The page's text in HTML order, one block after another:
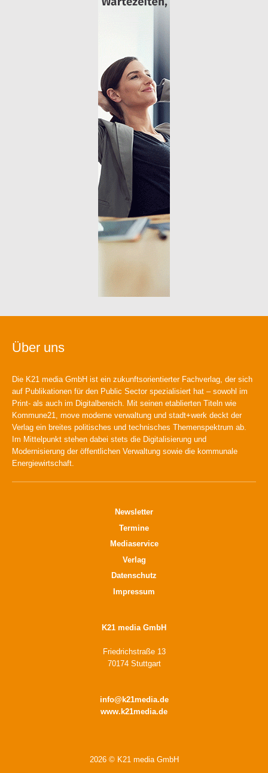
Über uns
Die K21 media GmbH ist ein zukunftsorientierter Fachverlag, der sich
auf Publikationen für den Public Sector spezialisiert hat – sowohl im
Print- als auch im Digitalbereich. Mit seinen etablierten Titeln wie
Kommune21, move moderne verwaltung und stadt+werk deckt der
Verlag ein breites politisches und technisches Themenspektrum ab.
Im Mittelpunkt stehen dabei stets die Digitalisierung und
Modernisierung der öffentlichen Verwaltung sowie die kommunale
Energiewirtschaft.
Newsletter
Termine
Mediaservice
Verlag
Datenschutz
Impressum
K21 media GmbH
Friedrichstraße 13
70174 Stuttgart
info@k21media.de
www.k21media.de
2026 © K21 media GmbH